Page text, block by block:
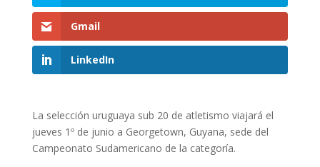
Gmail
LinkedIn
La selección uruguaya sub 20 de atletismo viajará el
jueves 1º de junio a Georgetown, Guyana, sede del
Campeonato Sudamericano de la categoría.